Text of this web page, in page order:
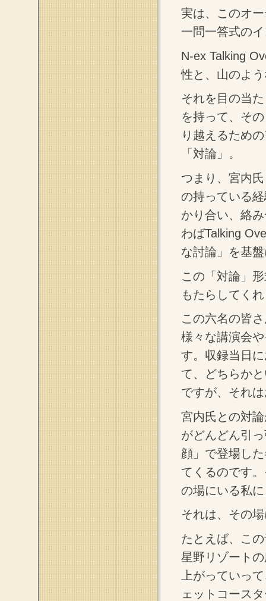
実は、このオ
一問一答式の
N-ex Talking
性と、山のよ
それを目の当
を持って、そ
り越えるため
「対論」。
つまり、宮内
の持っている
かり合い、絡
わばTalking
な討論」を基
この「対論」
もたらしてく
この六名の皆
様々な講演会
す。収録当日
て、どちらか
ですが、それ
宮内氏との対
がどんどん引
顔」で登場し
てくるのです
の場にいる私
それは、その
たとえば、こ
星野リゾート
上がっていっ
ェットコース